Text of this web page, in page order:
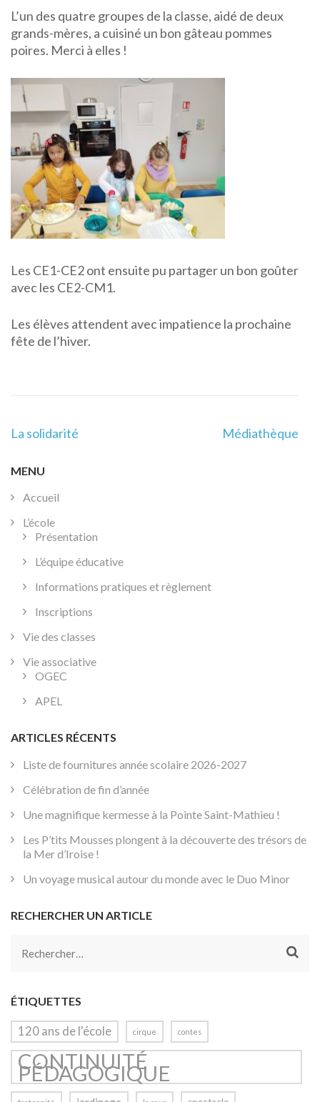
L’un des quatre groupes de la classe, aidé de deux
grands-mères, a cuisiné un bon gâteau pommes
poires. Merci à elles !
Les CE1-CE2 ont ensuite pu partager un bon goûter
avec les CE2-CM1.
Les élèves attendent avec impatience la prochaine
fête de l’hiver.
Navigation
l’article
La solidarité Médiathèque
MENU
Accueil
L’école
Présentation
L’équipe éducative
Informations pratiques et règlement
Inscriptions
Vie des classes
Vie associative
OGEC
APEL
ARTICLES RÉCENTS
Liste de fournitures année scolaire 2026-2027
Célébration de fin d’année
Une magnifique kermesse à la Pointe Saint-Mathieu !
Les P’tits Mousses plongent à la découverte des trésors de
la Mer d’Iroise !
Un voyage musical autour du monde avec le Duo Minor
RECHERCHER UN ARTICLE
Rechercher :
ÉTIQUETTES
120 ans de l'école cirque contes
CONTINUITÉ
PÉDAGOGIQUE